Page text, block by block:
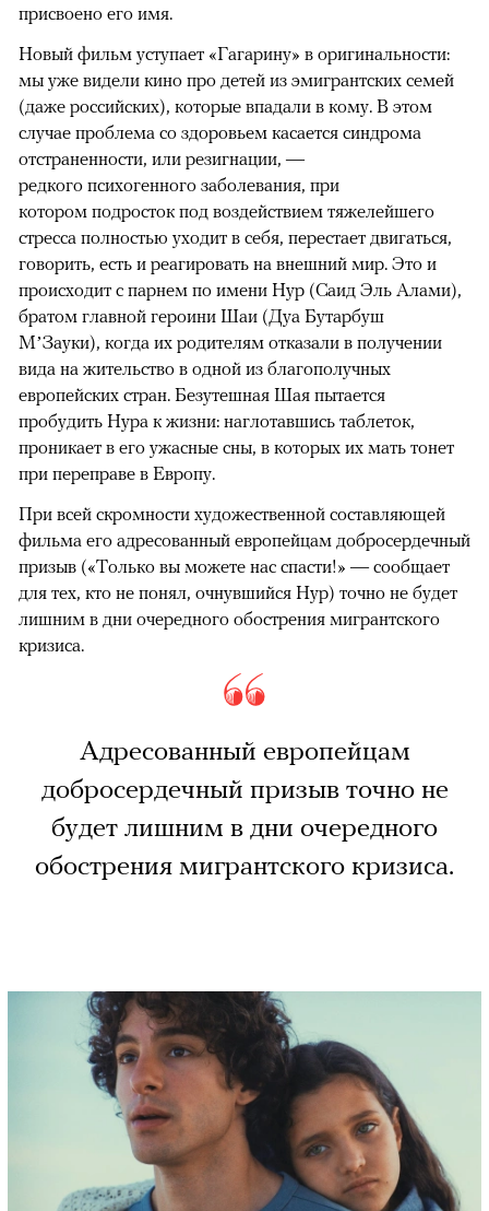
присвоено его имя.
Новый фильм уступает «Гагарину» в оригинальности:
мы уже видели кино про детей из эмигрантских семей
(даже российских), которые впадали в кому. В этом
случае проблема со здоровьем касается синдрома
отстраненности, или резигнации, —
редкого психогенного заболевания, при
котором подросток под воздействием тяжелейшего
стресса полностью уходит в себя, перестает двигаться,
говорить, есть и реагировать на внешний мир. Это и
происходит с парнем по имени Нур (Саид Эль Алами),
братом главной героини Шаи (Дуа Бутарбуш
М’Зауки), когда их родителям отказали в получении
вида на жительство в одной из благополучных
европейских стран. Безутешная Шая пытается
пробудить Нура к жизни: наглотавшись таблеток,
проникает в его ужасные сны, в которых их мать тонет
при переправе в Европу.
При всей скромности художественной составляющей
фильма его адресованный европейцам добросердечный
призыв («Только вы можете нас спасти!» — сообщает
для тех, кто не понял, очнувшийся Нур) точно не будет
лишним в дни очередного обострения мигрантского
кризиса.
Адресованный европейцам
добросердечный призыв точно не
будет лишним в дни очередного
обострения мигрантского кризиса.